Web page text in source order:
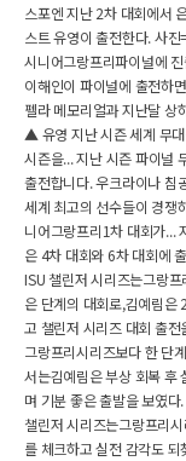
스포엔 지난 2차 대회에서
스트 유영이 출전한다. 사진
시니어그랑프리파이널에
이해인이 파이널에 출전하
펠라 메모리얼과 지난달 상
▲ 유영 지난 시즌 세계 무
시즌을... 지난 시즌 파이널
출전합니다. 우크라이나 침
세계 최고의 선수들이 경쟁
니어그랑프리1차 대회가...
은 4차 대회와 6차 대회에
ISU 챌린저 시리즈는그랑
은 단계의 대회로,김예림
고 챌린저 시리즈 대회 출전
그랑프리시리즈보다 한 단
서는김예림은 부상 회복 후
며 기분 좋은 출발을 보였다.
챌린저 시리즈는그랑프리
를 체크하고 실전 감각도